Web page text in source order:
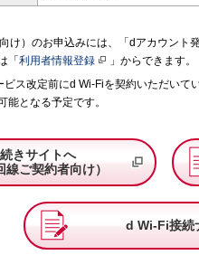
け）のお申込みには、「dアカウント
「 利用者情報登録
」からできます。
ス改定前にd Wi-Fiを契約いただいて
能となる予定です。
きサイトへ
線ご契約者向け）
d Wi-Fi接続